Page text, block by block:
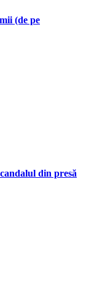
(de pe
din presă